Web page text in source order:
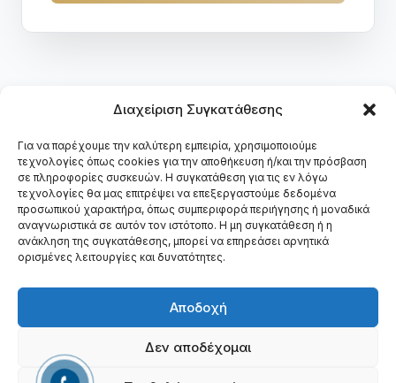
Διαχείριση Συγκατάθεσης
Για να παρέχουμε την καλύτερη εμπειρία, χρησιμοποιούμε
τεχνολογίες όπως cookies για την αποθήκευση ή/και την πρόσβαση
σε πληροφορίες συσκευών. Η συγκατάθεση για τις εν λόγω
τεχνολογίες θα μας επιτρέψει να επεξεργαστούμε δεδομένα
προσωπικού χαρακτήρα, όπως συμπεριφορά περιήγησης ή μοναδικά
αναγνωριστικά σε αυτόν τον ιστότοπο. Η μη συγκατάθεση ή η
ανάκληση της συγκατάθεσης, μπορεί να επηρεάσει αρνητικά
ορισμένες λειτουργίες και δυνατότητες.
Αποδοχή
Δεν αποδέχομαι
DMM.gr
Ψηφιακό Marketing Agency — Κατασκευή ιστοσελίδων,
SEO, Google Ads & Social Media στη Θεσσαλονίκη.
ΥπηρεσίεςΈργαΔιαδικασίαΕπικοινωνία
DMM.gr — Ψηφιακό Marketing Agency, Θεσσαλονίκη, Ελλάδα ·
info@dmm.gr